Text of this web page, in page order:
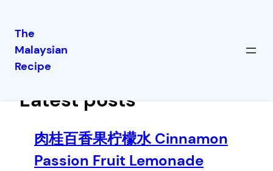
Skip
The
Malaysian
Recipe
Latest posts
肉桂百香果柠檬水 Cinnamon
Passion Fruit Lemonade